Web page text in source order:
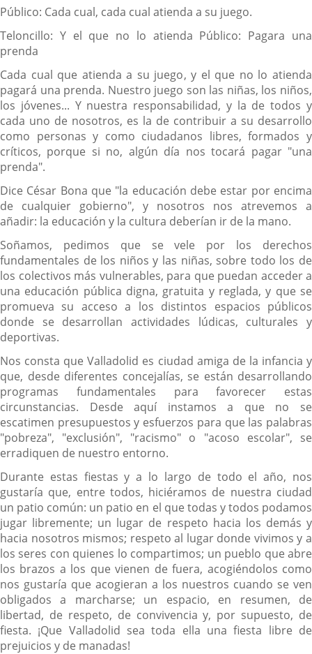
Público: Cada cual, cada cual atienda a su juego.
Teloncillo: Y el que no lo atienda Público: Pagara una
prenda
Cada cual que atienda a su juego, y el que no lo atienda
pagará una prenda. Nuestro juego son las niñas, los niños,
los jóvenes... Y nuestra responsabilidad, y la de todos y
cada uno de nosotros, es la de contribuir a su desarrollo
como personas y como ciudadanos libres, formados y
críticos, porque si no, algún día nos tocará pagar "una
prenda".
Dice César Bona que "la educación debe estar por encima
de cualquier gobierno", y nosotros nos atrevemos a
añadir: la educación y la cultura deberían ir de la mano.
Soñamos, pedimos que se vele por los derechos
fundamentales de los niños y las niñas, sobre todo los de
los colectivos más vulnerables, para que puedan acceder a
una educación pública digna, gratuita y reglada, y que se
promueva su acceso a los distintos espacios públicos
donde se desarrollan actividades lúdicas, culturales y
deportivas.
Nos consta que Valladolid es ciudad amiga de la infancia y
que, desde diferentes concejalías, se están desarrollando
programas fundamentales para favorecer estas
circunstancias. Desde aquí instamos a que no se
escatimen presupuestos y esfuerzos para que las palabras
"pobreza", "exclusión", "racismo" o "acoso escolar", se
erradiquen de nuestro entorno.
Durante estas fiestas y a lo largo de todo el año, nos
gustaría que, entre todos, hiciéramos de nuestra ciudad
un patio común: un patio en el que todas y todos podamos
jugar libremente; un lugar de respeto hacia los demás y
hacia nosotros mismos; respeto al lugar donde vivimos y a
los seres con quienes lo compartimos; un pueblo que abre
los brazos a los que vienen de fuera, acogiéndolos como
nos gustaría que acogieran a los nuestros cuando se ven
obligados a marcharse; un espacio, en resumen, de
libertad, de respeto, de convivencia y, por supuesto, de
fiesta. ¡Que Valladolid sea toda ella una fiesta libre de
prejuicios y de manadas!